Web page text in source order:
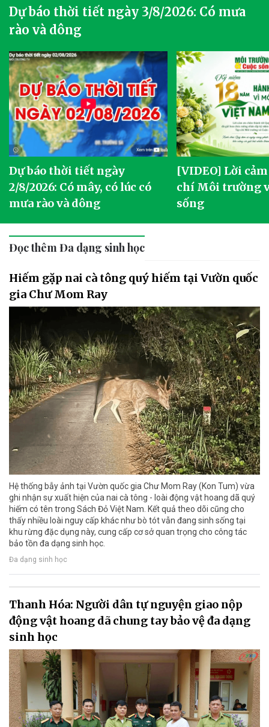
Dự báo thời tiết ngày 3/8/2026: Có mưa
rào và dông
Dự báo thời tiết ngày
2/8/2026: Có mây, có lúc có
mưa rào và dông
[VIDEO] Lời
chí Môi trường
sống
Đọc thêm Đa dạng sinh học
Hiếm gặp nai cà tông quý hiếm tại Vườn quốc
gia Chư Mom Ray
Hệ thống bẫy ảnh tại Vườn quốc gia Chư Mom Ray (Kon Tum) vừa
ghi nhận sự xuất hiện của nai cà tông - loài động vật hoang dã quý
hiếm có tên trong Sách Đỏ Việt Nam. Kết quả theo dõi cũng cho
thấy nhiều loài nguy cấp khác như bò tót vẫn đang sinh sống tại
khu rừng đặc dụng này, cung cấp cơ sở quan trọng cho công tác
bảo tồn đa dạng sinh học.
Đa dạng sinh học
Thanh Hóa: Người dân tự nguyện giao nộp
động vật hoang dã chung tay bảo vệ đa dạng
sinh học